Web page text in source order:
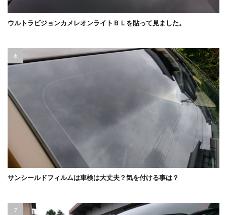
ウルトラビジョンカメレオンライトＢＬを貼って見ました。
サンシールドフィルムは車検は大丈夫？気を付ける事は？